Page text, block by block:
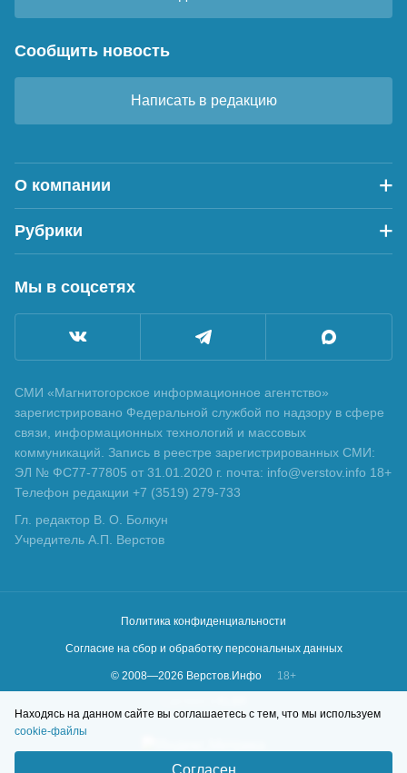
Сообщить новость
Написать в редакцию
О компании
Рубрики
Мы в соцсетях
СМИ «Магнитогорское информационное агентство»
зарегистрировано Федеральной службой по надзору в сфере
связи, информационных технологий и массовых
коммуникаций. Запись в реестре зарегистрированных СМИ:
ЭЛ № ФС77-77805 от 31.01.2020 г. почта: info@verstov.info 18+
Телефон редакции +7 (3519) 279-733
Гл. редактор В. О. Болкун
Учредитель А.П. Верстов
Политика конфиденциальности
Согласие на сбор и обработку персональных данных
© 2008—2026 Верстов.Инфо
18+
Находясь на данном сайте вы соглашаетесь с тем, что мы используем
cookie-файлы
Согласен